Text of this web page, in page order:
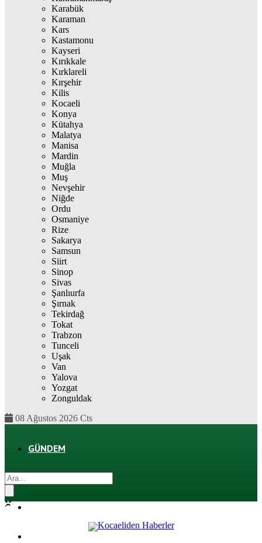
Karabük
Karaman
Kars
Kastamonu
Kayseri
Kırıkkale
Kırklareli
Kırşehir
Kilis
Kocaeli
Konya
Kütahya
Malatya
Manisa
Mardin
Muğla
Muş
Nevşehir
Niğde
Ordu
Osmaniye
Rize
Sakarya
Samsun
Siirt
Sinop
Sivas
Şanlıurfa
Şırnak
Tekirdağ
Tokat
Trabzon
Tunceli
Uşak
Van
Yalova
Yozgat
Zonguldak
08 Ağustos 2026 Cts
GÜNDEM